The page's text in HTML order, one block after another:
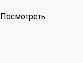
Посмотреть